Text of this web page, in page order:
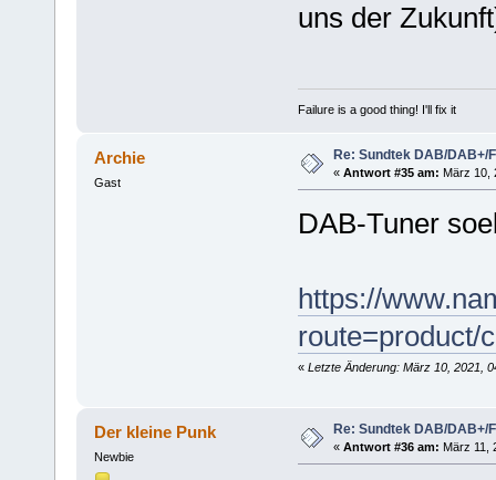
uns der
Failure is a good thing! I'll fix it
Archie
Gast
Re: Sundtek DAB/DAB+/
« Antwort #35 am: März 10,
DAB-Tuner
https://
route=product/
« Letzte Änderung: März 10, 2021,
Der kleine Punk
Newbie
Re: Sundtek DAB/DAB+/
« Antwort #36 am: März 11,